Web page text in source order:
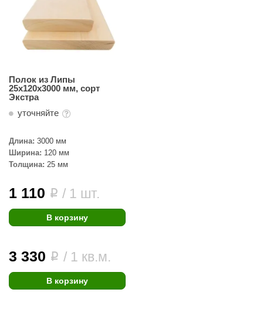
Полок из Липы
25х120х3000 мм, сорт
Экстра
уточняйте
Длина: 3000 мм
Ширина: 120 мм
Толщина: 25 мм
1 110 i / 1 шт.
В корзину
3 330 i / 1 кв.м.
В корзину